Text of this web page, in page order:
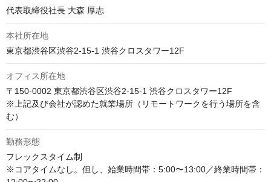
代表取締役社長 大森 厚志
本社所在地
東京都渋谷区渋谷2-15-1 渋谷クロスタワー12F
オフィス所在地
〒150-0002 東京都渋谷区渋谷2-15-1 渋谷クロスタワー12F
※上記及び会社が認めた就業場所（リモートワークを行う場所を含
む）
勤務形態
フレックスタイム制
※コアタイムなし。但し、始業時間帯：5:00〜13:00／終業時間帯：